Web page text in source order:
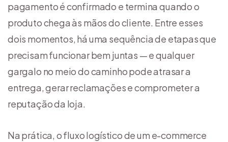
pagamento é confirmado e termina quando o
produto chega às mãos do cliente. Entre esses
dois momentos, há uma sequência de etapas que
precisam funcionar bem juntas — e qualquer
gargalo no meio do caminho pode atrasar a
entrega, gerar reclamações e comprometer a
reputação da loja.
Na prática, o fluxo logístico de um e-commerce